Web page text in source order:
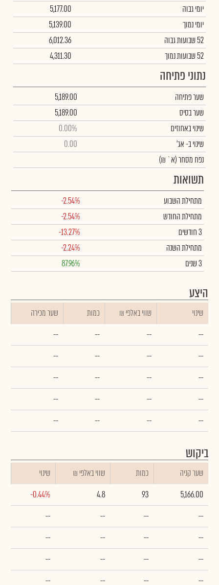
יומי גבוה
5,177.00
יומי נמוך
5,139.00
52 שבועות גבוה
6,012.36
52 שבועות נמוך
4,311.30
נתוני פתיחה
שער פתיחה
5,189.00
שער בסיס
5,189.00
שינוי באחוזים
0.00%
שינויב- אג'
0.00
נפח מסחר(א` ₪)
תשואות
מתחילת השבוע
-2.54%
מתחילת החודש
-2.54%
3 חודשים
-13.27%
מתחילת השנה
-2.24%
3 שנים
87.96%
היצע
שינוי ₪ שווי באלפי כמות
שער מכירה
--
--
--
--
--
--
--
--
--
--
--
--
--
--
--
--
--
--
--
--
ביקוש
שער קניה כמות ₪ שווי באלפי
שינוי
5,166.00
93
4.8
-0.44%
--
--
--
--
--
--
--
--
--
--
--
--
--
--
--
--